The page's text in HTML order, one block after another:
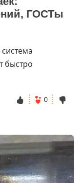
ГОСТы
быстро
0